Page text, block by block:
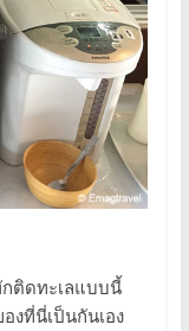
ติดทะเลแบบนี้
งที่นี่เป็นกันเอง